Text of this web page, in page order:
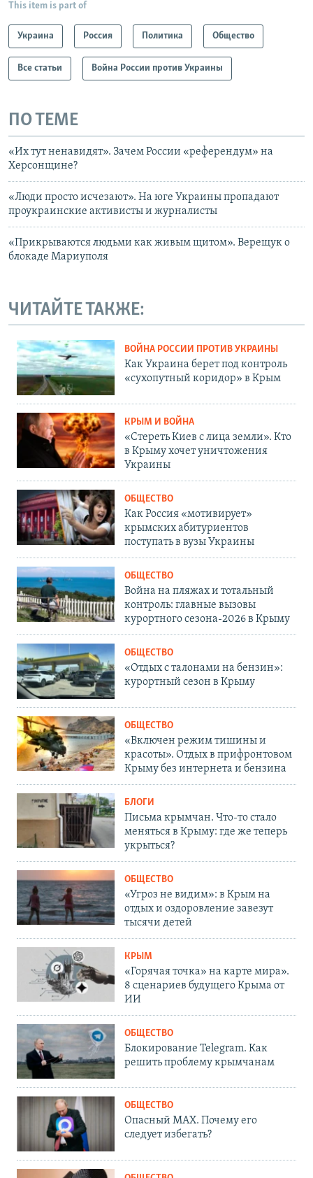
This item is part of
Украина Россия Политика Общество
Все статьи Война России против Украины
ПО ТЕМЕ
«Их тут ненавидят». Зачем России «референдум» на
Херсонщине?
«Люди просто исчезают». На юге Украины пропадают
проукраинские активисты и журналисты
«Прикрываются людьми как живым щитом». Верещук о
блокаде Мариуполя
ЧИТАЙТЕ ТАКЖЕ:
ВОЙНА РОССИИ ПРОТИВ УКРАИНЫ
Как Украина берет под контроль
«сухопутный коридор» в Крым
КРЫМ И ВОЙНА
«Стереть Киев с лица земли». Кто
в Крыму хочет уничтожения
Украины
ОБЩЕСТВО
Как Россия «мотивирует»
крымских абитуриентов
поступать в вузы Украины
ОБЩЕСТВО
Война на пляжах и тотальный
контроль: главные вызовы
курортного сезона-2026 в Крыму
ОБЩЕСТВО
«Отдых с талонами на бензин»:
курортный сезон в Крыму
ОБЩЕСТВО
«Включен режим тишины и
красоты». Отдых в прифронтовом
Крыму без интернета и бензина
БЛОГИ
Письма крымчан. Что-то стало
меняться в Крыму: где же теперь
укрыться?
ОБЩЕСТВО
«Угроз не видим»: в Крым на
отдых и оздоровление завезут
тысячи детей
КРЫМ
«Горячая точка» на карте мира».
8 сценариев будущего Крыма от
ИИ
ОБЩЕСТВО
Блокирование Telegram. Как
решить проблему крымчанам
ОБЩЕСТВО
Опасный MAX. Почему его
следует избегать?